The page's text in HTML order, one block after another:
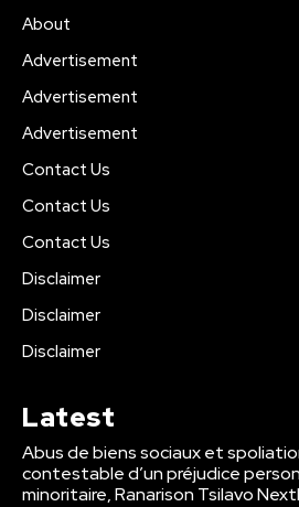
About
Advertisement
Advertisement
Advertisement
Contact Us
Contact Us
Contact Us
Disclaimer
Disclaimer
Disclaimer
Latest
Abus de biens sociaux et
contestable d’un préjudice
minoritaire, Ranarison Tsilavo